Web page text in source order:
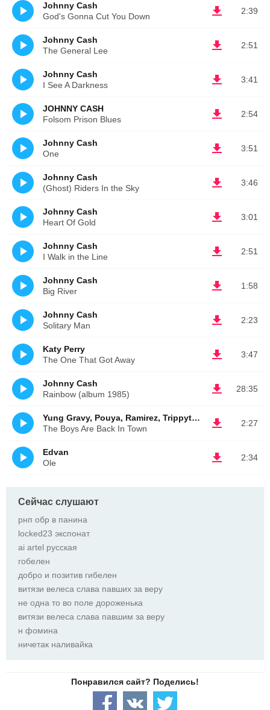
2:39
Johnny Cash
God's Gonna Cut You Down
2:51
Johnny Cash
The General Lee
3:41
Johnny Cash
I See A Darkness
2:54
JOHNNY CASH
Folsom Prison Blues
3:51
Johnny Cash
One
3:46
Johnny Cash
(Ghost) Riders In the Sky
3:01
Johnny Cash
Heart Of Gold
2:51
Johnny Cash
I Walk in the Line
1:58
Johnny Cash
Big River
2:23
Johnny Cash
Solitary Man
3:47
Katy Perry
The One That Got Away
28:35
Johnny Cash
Rainbow (album 1985)
2:27
Yung Gravy, Pouya, Ramirez, TrippythaKid
The Boys Are Back In Town
2:34
Edvan
Ole
Сейчас слушают
рнп обр в панина
locked23 экспонат
ai artel русская
гобелен
добро и позитив гибелен
витязи велеса слава павших за веру
не одна то во поле дороженька
витязи велеса слава павшим за веру
н фомина
ничетак наливайка